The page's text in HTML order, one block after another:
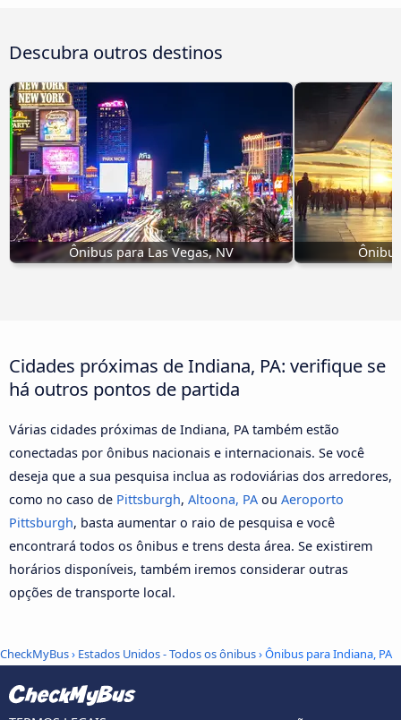
Descubra outros destinos
Ônibus para Las Vegas, NV
Cidades próximas de Indiana, PA: verifique se
há outros pontos de partida
Várias cidades próximas de Indiana, PA também estão
conectadas por ônibus nacionais e internacionais. Se você
deseja que a sua pesquisa inclua as rodoviárias dos arredores,
como no caso de Pittsburgh, Altoona, PA ou Aeroporto
Pittsburgh, basta aumentar o raio de pesquisa e você
encontrará todos os ônibus e trens desta área. Se existirem
horários disponíveis, também iremos considerar outras
opções de transporte local.
CheckMyBus› Estados Unidos - Todos os ônibus› Ônibus para Indiana, PA